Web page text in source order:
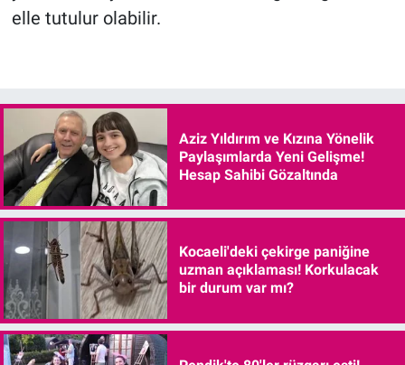
elle tutulur olabilir.
Aziz Yıldırım ve Kızına Yönelik
Paylaşımlarda Yeni Gelişme!
Hesap Sahibi Gözaltında
Kocaeli'deki çekirge paniğine
uzman açıklaması! Korkulacak
bir durum var mı?